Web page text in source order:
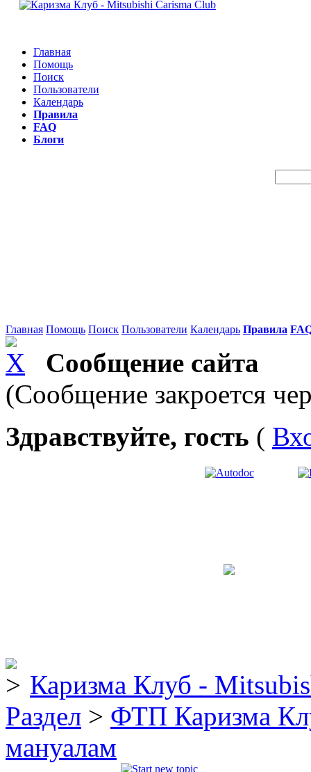
Главная
Помощь
Поиск
Пользователи
Календарь
Правила
FAQ
Блоги
Главная Помощь Поиск Пользователи Календарь Правила
Сообщение сайта
(Сообщение закроется
Здравствуйте, гость (
Каризма Клуб -
Раздел > ФТП Каризма
мануалам